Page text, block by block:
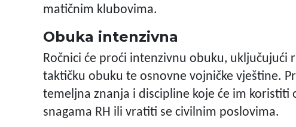
matičnim klubovima.
Obuka intenzivna
Ročnici će proći intenzivnu obuku,
taktičku obuku te osnovne vojničke vještine.
temeljna znanja i discipline koje će im
snagama RH ili vratiti se civilnim poslovima.